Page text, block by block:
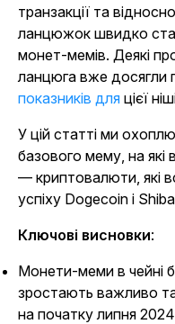
транзакції та
ланцюжок швидко
монет-мемів. Деякі
ланцюга вже досягли
показників для цієї
У цій статті ми
базового мему, на
— криптовалюти, які
успіху Dogecoin і
Ключові висновки:
Монети-меми в чейні
зростають важливо та
на початку липня